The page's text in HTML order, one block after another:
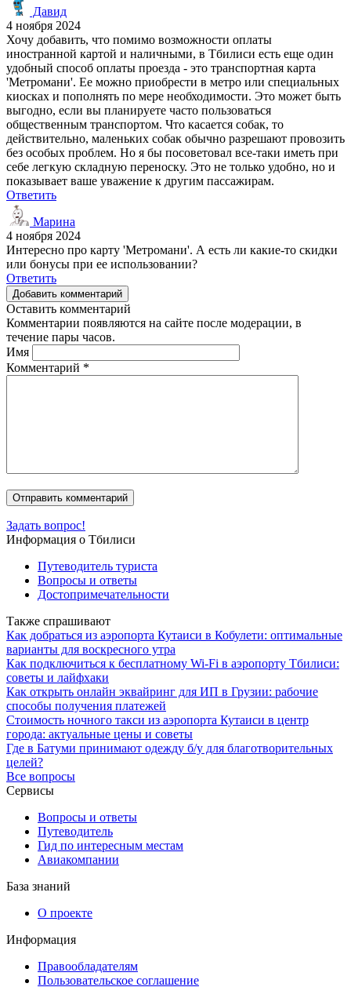
Давид
4 ноября 2024
Хочу добавить, что помимо возможности оплаты
иностранной картой и наличными, в Тбилиси есть еще один
удобный способ оплаты проезда - это транспортная карта
'Метромани'. Ее можно приобрести в метро или специальных
киосках и пополнять по мере необходимости. Это может быть
выгодно, если вы планируете часто пользоваться
общественным транспортом. Что касается собак, то
действительно, маленьких собак обычно разрешают провозить
без особых проблем. Но я бы посоветовал все-таки иметь при
себе легкую складную переноску. Это не только удобно, но и
показывает ваше уважение к другим пассажирам.
Ответить
Марина
4 ноября 2024
Интересно про карту 'Метромани'. А есть ли какие-то скидки
или бонусы при ее использовании?
Ответить
Добавить комментарий
Оставить комментарий
Комментарии появляются на сайте после модерации, в
течение пары часов.
Имя
Комментарий *
Задать вопрос!
Информация о Тбилиси
Путеводитель туриста
Вопросы и ответы
Достопримечательности
Также спрашивают
Как добраться из аэропорта Кутаиси в Кобулети: оптимальные
варианты для воскресного утра
Как подключиться к бесплатному Wi-Fi в аэропорту Тбилиси:
советы и лайфхаки
Как открыть онлайн эквайринг для ИП в Грузии: рабочие
способы получения платежей
Стоимость ночного такси из аэропорта Кутаиси в центр
города: актуальные цены и советы
Где в Батуми принимают одежду б/у для благотворительных
целей?
Все вопросы
Сервисы
Вопросы и ответы
Путеводитель
Гид по интересным местам
Авиакомпании
База знаний
О проекте
Информация
Правообладателям
Пользовательское соглашение